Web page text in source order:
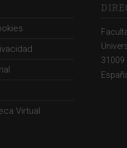
Virtual
31009